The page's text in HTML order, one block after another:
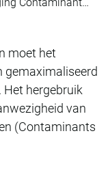
moet het
gemaximaliseerd
hergebruik
van
(Contaminants